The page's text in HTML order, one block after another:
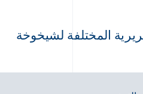
المختلفة لشيخوخة